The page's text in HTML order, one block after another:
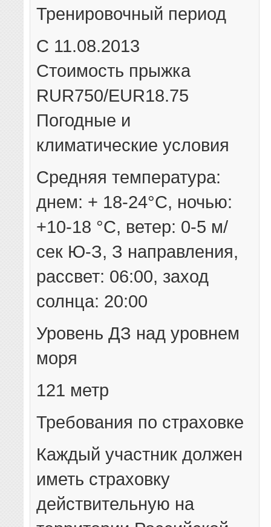
Тренировочный период
С 11.08.2013
Стоимость прыжка
RUR750/EUR18.75
Погодные и
климатические условия
Средняя температура:
днем: + 18-24°C, ночью:
+10-18 °C, ветер: 0-5 м/
сек Ю-З, З направления,
рассвет: 06:00, заход
солнца: 20:00
Уровень ДЗ над уровнем
моря
121 метр
Требования по страховке
Каждый участник должен
иметь страховку
действительную на